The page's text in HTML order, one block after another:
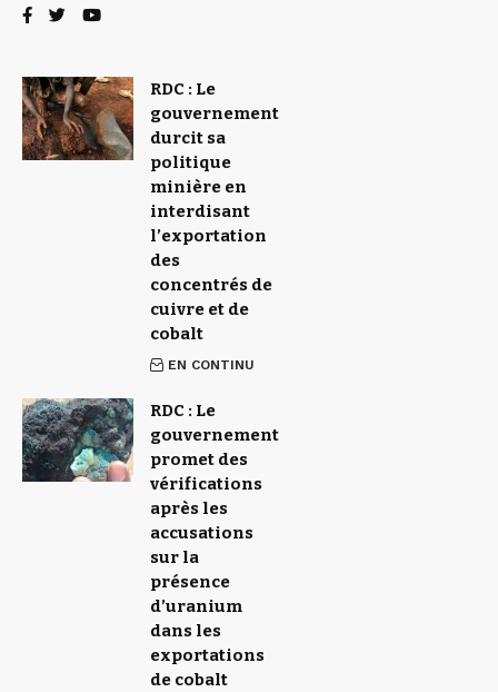
RDC : Le
gouvernement
durcit sa
politique
minière en
interdisant
l’exportation
des
concentrés de
cuivre et de
cobalt
EN CONTINU
RDC : Le
gouvernement
promet des
vérifications
après les
accusations
sur la
présence
d’uranium
dans les
exportations
de cobalt